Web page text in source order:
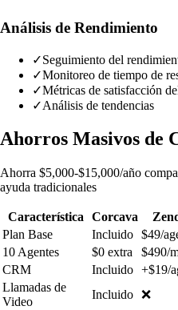
Análisis de Rendimiento
✓Seguimiento del
✓Monitoreo de tiempo de
✓Métricas de satisfacción
✓Análisis de tendencias
Ahorros Masivos de
Ahorra $5,000-$15,000/año
ayuda tradicionales
Característica Corcava
Plan Base
Incluido $49/
10 Agentes
$0 extra $490/
CRM
Incluido +$19/
Llamadas de
Video
Incluido ❌